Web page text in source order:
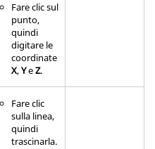
Fare clic sul
punto,
quindi
digitare le
coordinate
X,YeZ.
Fare clic
sulla linea,
quindi
trascinarla.